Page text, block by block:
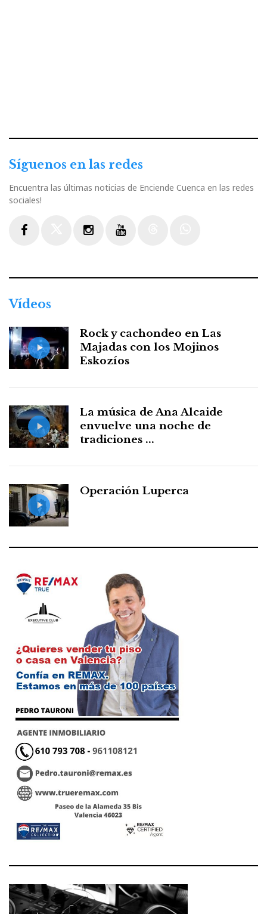
Síguenos en las redes
Encuentra las últimas noticias de Enciende Cuenca en las redes
sociales!
Vídeos
Rock y cachondeo en Las
Majadas con los Mojinos
Eskozíos
La música de Ana Alcaide
envuelve una noche de
tradiciones ...
Operación Luperca